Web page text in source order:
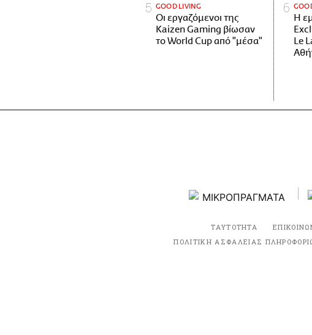
GOOD LIVING
Οι εργαζόμενοι της
Kaizen Gaming βίωσαν
το World Cup από "μέσα"
Η
Le
ΤΑΥΤΟΤΗΤΑ
ΠΟΛΙΤΙΚΗ ΑΣΦΑΛΕΙΑΣ